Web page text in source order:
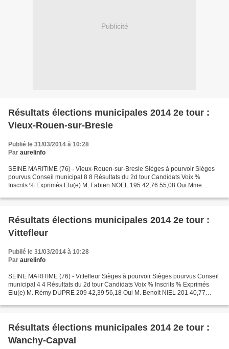
Publicité
Résultats élections municipales 2014 2e tour :
Vieux-Rouen-sur-Bresle
Publié le 31/03/2014 à 10:28
Par aurelinfo
SEINE MARITIME (76) - Vieux-Rouen-sur-Bresle Sièges à pourvoir Sièges
pourvus Conseil municipal 8 8 Résultats du 2d tour Candidats Voix %
Inscrits % Exprimés Elu(e) M. Fabien NOEL 195 42,76 55,08 Oui Mme
Résultats élections municipales 2014 2e tour :
Vittefleur
Publié le 31/03/2014 à 10:28
Par aurelinfo
SEINE MARITIME (76) - Vittefleur Sièges à pourvoir Sièges pourvus Conseil
municipal 4 4 Résultats du 2d tour Candidats Voix % Inscrits % Exprimés
Elu(e) M. Rémy DUPRE 209 42,39 56,18 Oui M. Benoit NIEL 201 40,77
Résultats élections municipales 2014 2e tour :
Wanchy-Capval